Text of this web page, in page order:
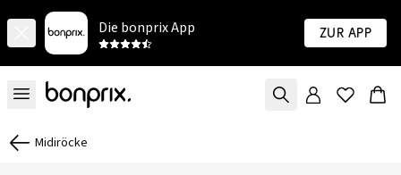
Die bonprix App Zur App
Midiröcke